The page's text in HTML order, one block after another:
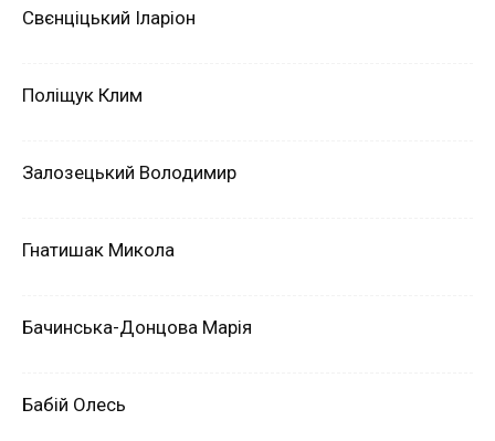
Свєнціцький Іларіон
Поліщук Клим
Залозецький Володимир
Гнатишак Микола
Бачинська-Донцова Марія
Бабій Олесь